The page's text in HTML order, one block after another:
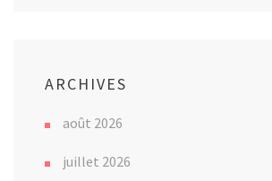
ARCHIVES
août 2026
juillet 2026